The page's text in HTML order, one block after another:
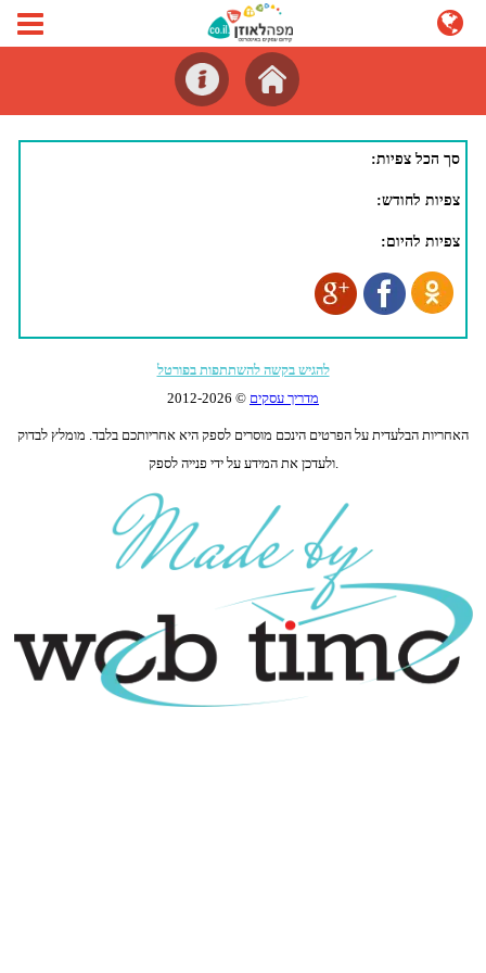
סך הכל צפיות:
צפיות לחודש:
צפיות להיום:
להגיש בקשה להשתתפות בפורטל
מדריך עסקים © 2012-
2026
האחריות הבלעדית על הפרטים הינכם מוסרים לספק היא אחריותכם בלבד. מומלץ לבדוק
ולעדכן את המידע על ידי פנייה לספק.